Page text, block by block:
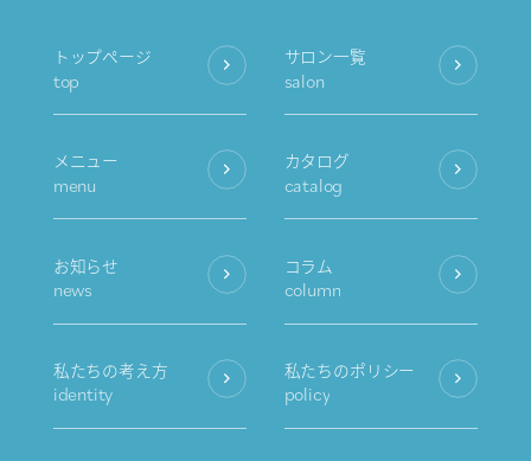
トップページ
top
サロン一覧
salon
メニュー
menu
カタログ
catalog
お知らせ
news
コラム
column
私たちの考え方
identity
私たちのポリシー
policy